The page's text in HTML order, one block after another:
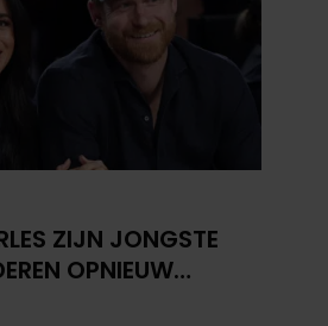
ZIJN JONGSTE
OPNIEUW